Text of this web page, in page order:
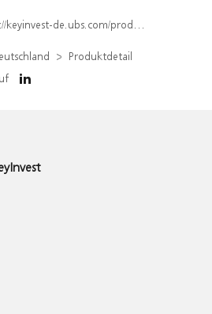
de.ubs.com/produkt/detail/index/isin/DE000WA73HH6
Produktdetail